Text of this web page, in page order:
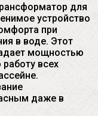
для
устройство
при
в воде. Этот
мощностью
работу всех
даже в